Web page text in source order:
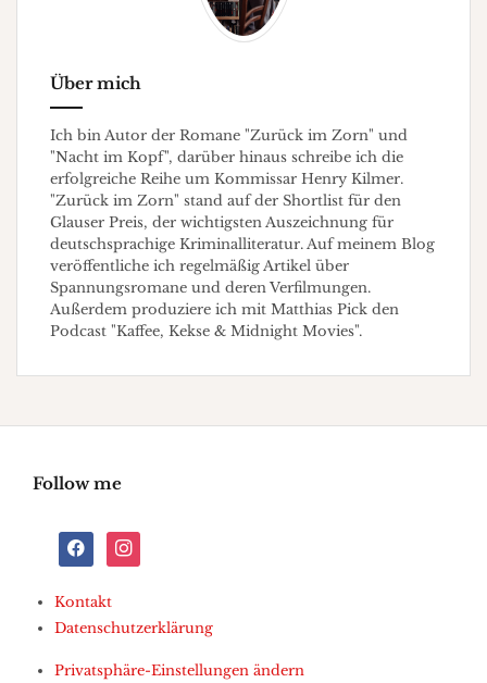
Über mich
Ich bin Autor der Romane "Zurück im Zorn" und
"Nacht im Kopf", darüber hinaus schreibe ich die
erfolgreiche Reihe um Kommissar Henry Kilmer.
"Zurück im Zorn" stand auf der Shortlist für den
Glauser Preis, der wichtigsten Auszeichnung für
deutschsprachige Kriminalliteratur. Auf meinem Blog
veröffentliche ich regelmäßig Artikel über
Spannungsromane und deren Verfilmungen.
Außerdem produziere ich mit Matthias Pick den
Podcast "Kaffee, Kekse & Midnight Movies".
Follow me
facebookinstagram
Kontakt
Datenschutzerklärung
Privatsphäre-Einstellungen ändern